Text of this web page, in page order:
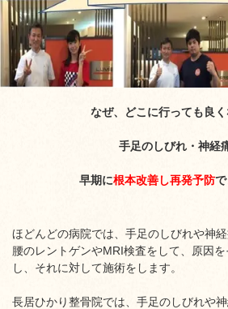
なぜ、どこに行っても良
手足のしびれ・神経
早期に根本改善し再発予防
ほどんどの病院では、手足のしびれや神
腰のレントゲンやMRI検査をして、原因
し、それに対して施術をします。
長居ひかり整骨院では、手足のしびれや